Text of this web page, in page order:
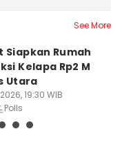
See More
Siapkan Rumah
Kelapa Rp2 M
Utara
19:30 WIB
Polls